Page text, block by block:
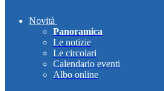
Novità
Panoramica
Le notizie
Le circolari
Calendario eventi
Albo online